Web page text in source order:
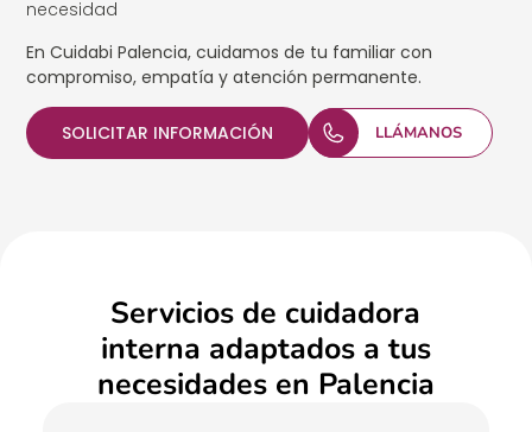
necesidad
En Cuidabi Palencia, cuidamos de tu familiar con
compromiso, empatía y atención permanente.
SOLICITAR INFORMACIÓN LLÁMANOS
Servicios de cuidadora
interna adaptados a tus
necesidades en Palencia